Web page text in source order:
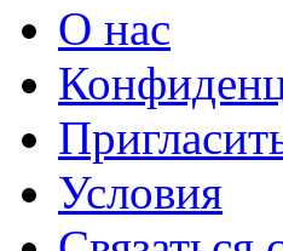
О нас
Условия